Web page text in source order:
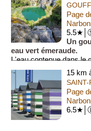
Le villag...
Page
Un
eau vert émeraude.
L'eau contenue dans le
dire salée. Une
comportait des tun...
15 km
SAINT-
Page